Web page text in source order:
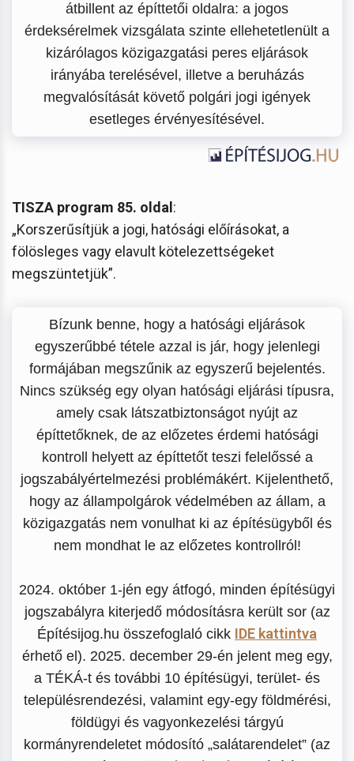
átbillent az építtetői oldalra: a jogos
érdeksérelmek vizsgálata szinte ellehetetlenült a
kizárólagos közigazgatási peres eljárások
irányába terelésével, illetve a beruházás
megvalósítását követő polgári jogi igények
esetleges érvényesítésével.
TISZA program 85. oldal :
„Korszerűsítjük a jogi, hatósági előírásokat, a
fölösleges vagy elavult kötelezettségeket
megszüntetjük”.
Bízunk benne, hogy a hatósági eljárások
egyszerűbbé tétele azzal is jár, hogy jelenlegi
formájában megszűnik az egyszerű bejelentés.
Nincs szükség egy olyan hatósági eljárási típusra,
amely csak látszatbiztonságot nyújt az
építtetőknek, de az előzetes érdemi hatósági
kontroll helyett az építtetőt teszi felelőssé a
jogszabályértelmezési problémákért. Kijelenthető,
hogy az állampolgárok védelmében az állam, a
közigazgatás nem vonulhat ki az építésügyből és
nem mondhat le az előzetes kontrollról!
2024. október 1-jén egy átfogó, minden építésügyi
jogszabályra kiterjedő módosításra került sor (az
Építésijog.hu összefoglaló cikk IDE kattintva
érhető el). 2025. december 29-én jelent meg egy,
a TÉKÁ-t és további 10 építésügyi, terület- és
településrendezési, valamint egy-egy földmérési,
földügyi és vagyonkezelési tárgyú
kormányrendeletet módosító „salátarendelet” (az